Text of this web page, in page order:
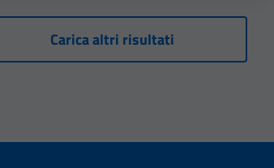
Carica altri risultati